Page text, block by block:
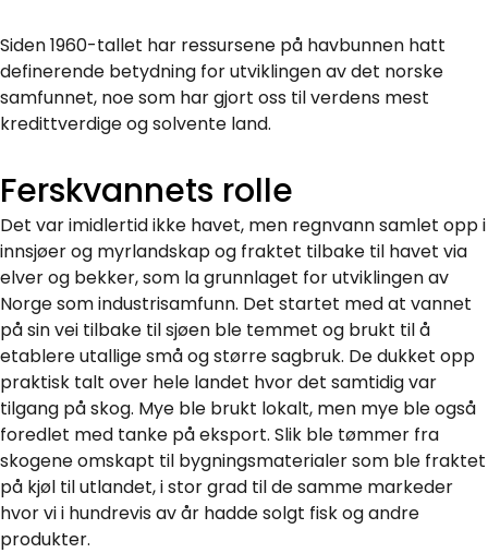
Siden 1960-tallet har ressursene på havbunnen hatt
definerende betydning for utviklingen av det norske
samfunnet, noe som har gjort oss til verdens mest
kredittverdige og solvente land.
Ferskvannets rolle
Det var imidlertid ikke havet, men regnvann samlet opp i
innsjøer og myrlandskap og fraktet tilbake til havet via
elver og bekker, som la grunnlaget for utviklingen av
Norge som industrisamfunn. Det startet med at vannet
på sin vei tilbake til sjøen ble temmet og brukt til å
etablere utallige små og større sagbruk. De dukket opp
praktisk talt over hele landet hvor det samtidig var
tilgang på skog. Mye ble brukt lokalt, men mye ble også
foredlet med tanke på eksport. Slik ble tømmer fra
skogene omskapt til bygningsmaterialer som ble fraktet
på kjøl til utlandet, i stor grad til de samme markeder
hvor vi i hundrevis av år hadde solgt fisk og andre
produkter.